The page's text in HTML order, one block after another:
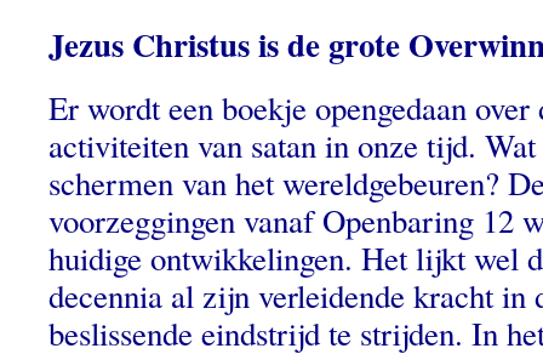
Jezus Christus is de grote
Er wordt een boekje opengedaan
activiteiten van satan in onze tijd.
schermen van het wereldgebeuren?
voorzeggingen vanaf Openbaring 12
huidige ontwikkelingen. Het lijkt wel
decennia al zijn verleidende kracht in
beslissende eindstrijd te strijden. In